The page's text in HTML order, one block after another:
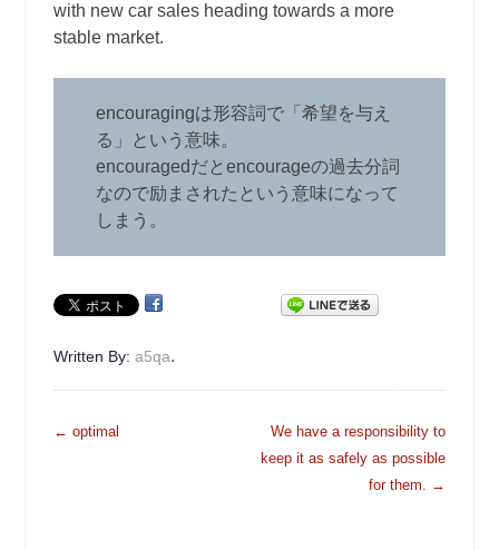
with new car sales heading towards a more
stable market.
encouragingは形容詞で「希望を与え
る」という意味。
encouragedだとencourageの過去分詞
なので励まされたという意味になって
しまう。
Written By:a5qa.
投
← optimal
We have a responsibility to
keep it as safely as possible
for them. →